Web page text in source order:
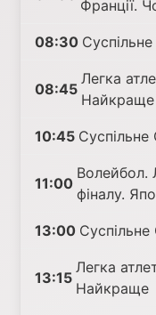
Франції.
08:30
08:45
Легка
Найкраще
10:45
11:00
Волейбол.
фіналу.
13:00
13:15
Легка
Найкраще